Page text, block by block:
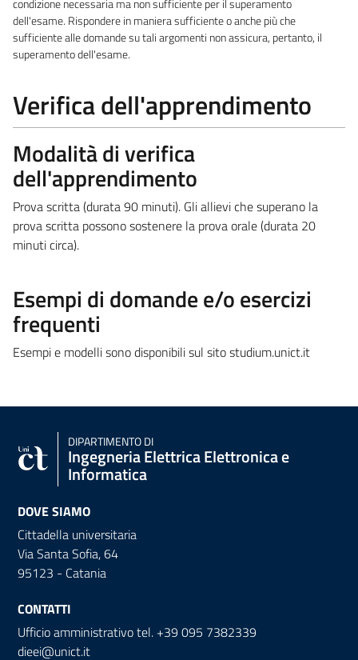
condizione necessaria ma non sufficiente per il superamento
dell'esame. Rispondere in maniera sufficiente o anche più che
sufficiente alle domande su tali argomenti non assicura, pertanto, il
superamento dell'esame.
Verifica dell'apprendimento
Modalità di verifica
dell'apprendimento
Prova scritta (durata 90 minuti). Gli allievi che superano la
prova scritta possono sostenere la prova orale (durata 20
minuti circa).
Esempi di domande e/o esercizi
frequenti
Esempi e modelli sono disponibili sul sito studium.unict.it
DIPARTIMENTO DI
Ingegneria Elettrica Elettronica e
Informatica
DOVE SIAMO
Cittadella universitaria
Via Santa Sofia, 64
95123 - Catania
CONTATTI
Ufficio amministrativo tel. +39 095 7382339
dieei@unict.it